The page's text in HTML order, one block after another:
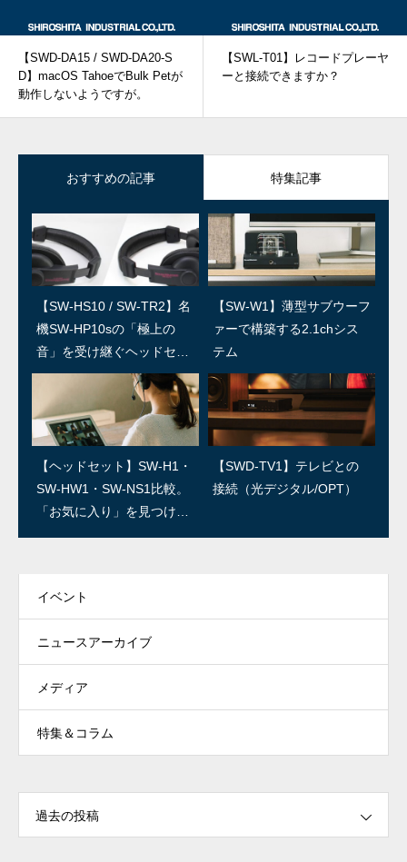
【SWD-DA15 / SWD-DA20-S
D】macOS TahoeでBulk Petが
動作しないようですが。
【SWL-T01】レコードプレーヤ
ーと接続できますか？
おすすめの記事 特集記事
【SW-HS10 / SW-TR2】名
機SW-HP10sの「極上の
音」を受け継ぐヘッドセッ
ト
【SW-W1】薄型サブウーフ
ァーで構築する2.1chシス
テム
【ヘッドセット】SW-H1・
SW-HW1・SW-NS1比較。
「お気に入り」を見つけよ
【SWD-TV1】テレビとの
接続（光デジタル/OPT）
SWユーザー訪問：第5回 上
田温泉祥園 寿久庵 久保さ
ん
SWユーザー訪問：第4回/島
村楽器 島さん
SWユーザー訪問：第3回/R
ED IGUANA STUDIO 林さ
ん
SWユーザー訪問：第2回/石
森良三商店 石森さん
イベント
ニュースアーカイブ
メディア
特集＆コラム
過去の投稿